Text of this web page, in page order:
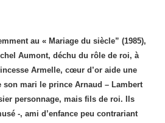
au « Mariage du siècle” (1985),
Aumont, déchu du rôle de roi, à
Armelle, cœur d’or aide une
son mari le prince Arnaud – Lambert
personnage, mais fils de roi. Ils
-, ami d’enfance peu contrariant